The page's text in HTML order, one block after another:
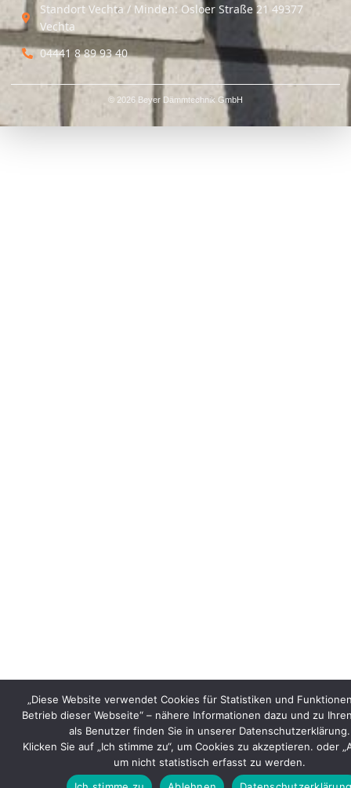
Standort Vechta / Minden: Osloer Straße 21 49377
Vechta
04441 8 89 93 40
© 2026 Beyer Dämmtechnik GmbH
„Diese Website verwendet Cookies für Statistiken und
Betrieb dieser Webseite“ – nähere Informationen dazu und zu
als Benutzer finden Sie in unserer Datenschutzerklärung.
Klicken Sie auf „Ich stimme zu“, um Cookies zu akzeptieren. oder
um nicht statistisch erfasst zu werden.